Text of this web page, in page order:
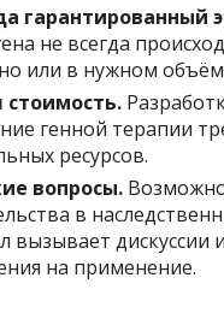
гарантированный
не всегда
или в нужном
стоимость.
генной терапии
ресурсов.
вопросы.
в
вызывает дискуссии и
на применение.